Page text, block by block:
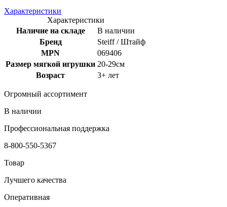
Характеристики
Характеристики
Наличие на складе
В наличии
Бренд
Steiff / Штайф
MPN
069406
Размер мягкой игрушки 20-29см
Возраст
3+ лет
Огромный ассортимент
В наличии
Профессиональная поддержка
8-800-550-5367
Товар
Лучшего качества
Оперативная